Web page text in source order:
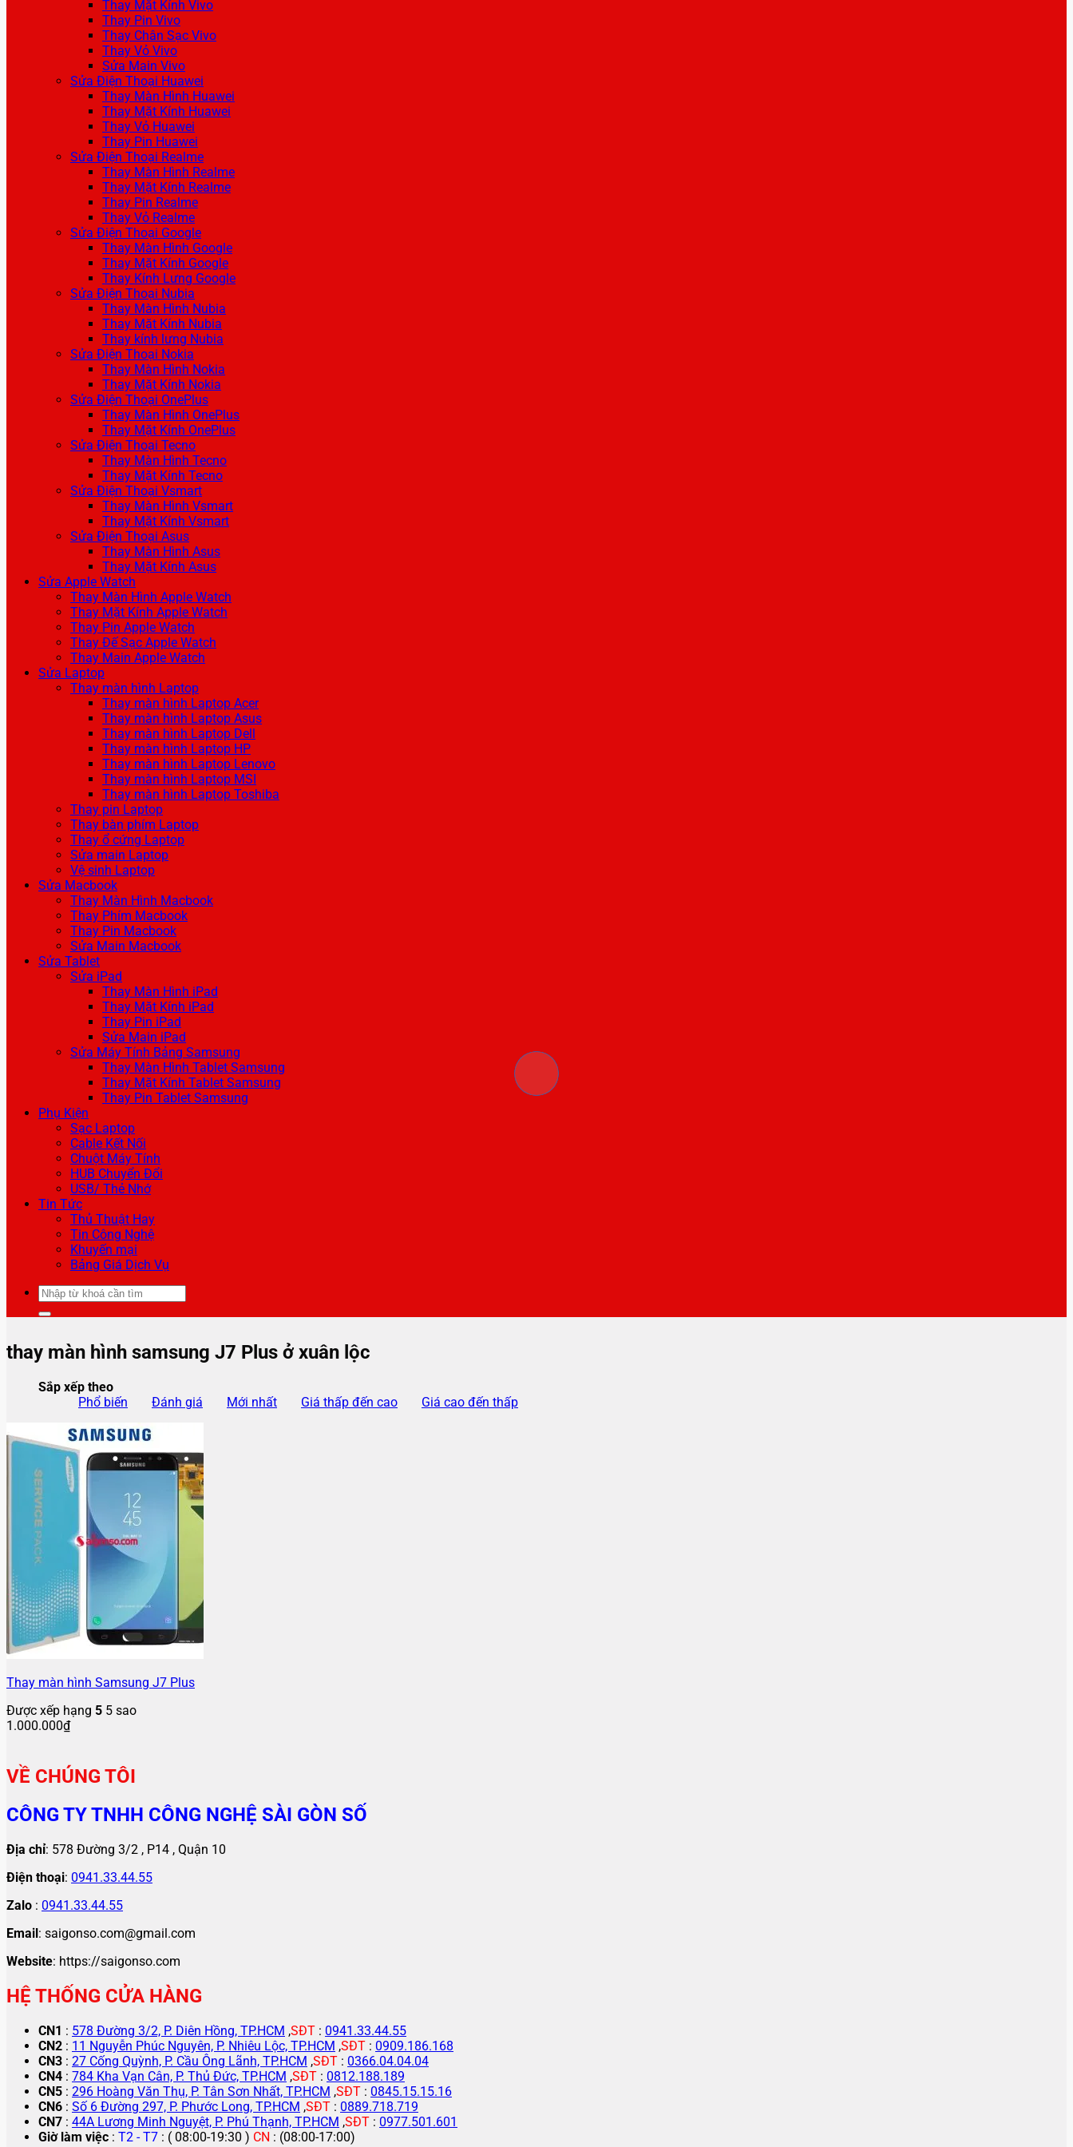
Thay Mặt Kính Vivo
Thay Pin Vivo
Thay Chân Sạc Vivo
Thay Vỏ Vivo
Sửa Main Vivo
Sửa Điện Thoại Huawei
Thay Màn Hình Huawei
Thay Mặt Kính Huawei
Thay Vỏ Huawei
Thay Pin Huawei
Sửa Điện Thoại Realme
Thay Màn Hình Realme
Thay Mặt Kính Realme
Thay Pin Realme
Thay Vỏ Realme
Sửa Điện Thoại Google
Thay Màn Hình Google
Thay Mặt Kính Google
Thay Kính Lưng Google
Sửa Điện Thoại Nubia
Thay Màn Hình Nubia
Thay Mặt Kính Nubia
Thay kính lưng Nubia
Sửa Điện Thoại Nokia
Thay Màn Hình Nokia
Thay Mặt Kính Nokia
Sửa Điện Thoại OnePlus
Thay Màn Hình OnePlus
Thay Mặt Kính OnePlus
Sửa Điện Thoại Tecno
Thay Màn Hình Tecno
Thay Mặt Kính Tecno
Sửa Điện Thoại Vsmart
Thay Màn Hình Vsmart
Thay Mặt Kính Vsmart
Sửa Điện Thoại Asus
Thay Màn Hình Asus
Thay Mặt Kính Asus
Sửa Apple Watch
Thay Màn Hình Apple Watch
Thay Mặt Kính Apple Watch
Thay Pin Apple Watch
Thay Đế Sạc Apple Watch
Thay Main Apple Watch
Sửa Laptop
Thay màn hình Laptop
Thay màn hình Laptop Acer
Thay màn hình Laptop Asus
Thay màn hình Laptop Dell
Thay màn hình Laptop HP
Thay màn hình Laptop Lenovo
Thay màn hình Laptop MSI
Thay màn hình Laptop Toshiba
Thay pin Laptop
Thay bàn phím Laptop
Thay ổ cứng Laptop
Sửa main Laptop
Vệ sinh Laptop
Sửa Macbook
Thay Màn Hình Macbook
Thay Phím Macbook
Thay Pin Macbook
Sửa Main Macbook
Sửa Tablet
Sửa iPad
Thay Màn Hình iPad
Thay Mặt Kính iPad
Thay Pin iPad
Sửa Main iPad
Sửa Máy Tính Bảng Samsung
Thay Màn Hình Tablet Samsung
Thay Mặt Kính Tablet Samsung
Thay Pin Tablet Samsung
Phụ Kiện
Sạc Laptop
Cable Kết Nối
Chuột Máy Tính
HUB Chuyển Đổi
USB/ Thẻ Nhớ
Tin Tức
Thủ Thuật Hay
Tin Công Nghệ
Khuyến mại
Bảng Giá Dịch Vụ
Tìm
kiếm:
thay màn hình samsung J7 Plus ở xuân lộc
Sắp xếp theo
Phổ biến
Đánh giá Mới nhất Giá thấp đến cao Giá cao đến thấp
Thay màn hình Samsung J7 Plus
Được xếp hạng 5 5 sao
1.000.000₫
VỀ CHÚNG TÔI
CÔNG TY TNHH CÔNG NGHỆ SÀI GÒN SỐ
Địa chỉ: 578 Đường 3/2 , P14 , Quận 10
Điện thoại: 0941.33.44.55
Zalo : 0941.33.44.55
Email: saigonso.com@gmail.com
Website: https://saigonso.com
HỆ THỐNG CỬA HÀNG
CN1 : 578 Đường 3/2, P. Diên Hồng, TP.HCM ,SĐT : 0941.33.44.55
CN2 : 11 Nguyễn Phúc Nguyên, P. Nhiêu Lộc, TP.HCM ,SĐT : 0909.186.168
CN3 : 27 Cống Quỳnh, P. Cầu Ông Lãnh, TP.HCM ,SĐT : 0366.04.04.04
CN4 : 784 Kha Vạn Cân, P. Thủ Đức, TP.HCM ,SĐT : 0812.188.189
CN5 : 296 Hoàng Văn Thụ, P. Tân Sơn Nhất, TP.HCM ,SĐT : 0845.15.15.16
CN6 : Số 6 Đường 297, P. Phước Long, TP.HCM ,SĐT : 0889.718.719
CN7 : 44A Lương Minh Nguyệt, P. Phú Thạnh, TP.HCM ,SĐT : 0977.501.601
Giờ làm việc : T2 - T7 : ( 08:00-19:30 ) CN : (08:00-17:00)